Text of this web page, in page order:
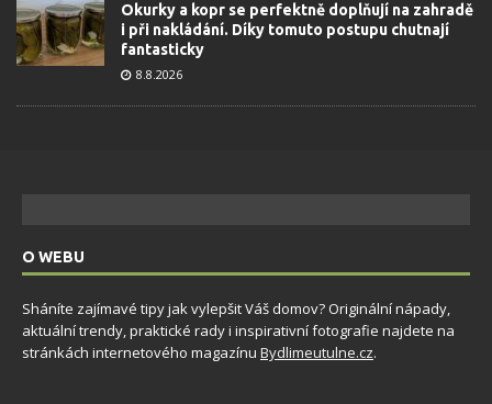
Okurky a kopr se perfektně doplňují na zahradě
i při nakládání. Díky tomuto postupu chutnají
fantasticky
8.8.2026
O WEBU
Sháníte zajímavé tipy jak vylepšit Váš domov? Originální nápady,
aktuální trendy, praktické rady i inspirativní fotografie najdete na
stránkách internetového magazínu Bydlimeutulne.cz.